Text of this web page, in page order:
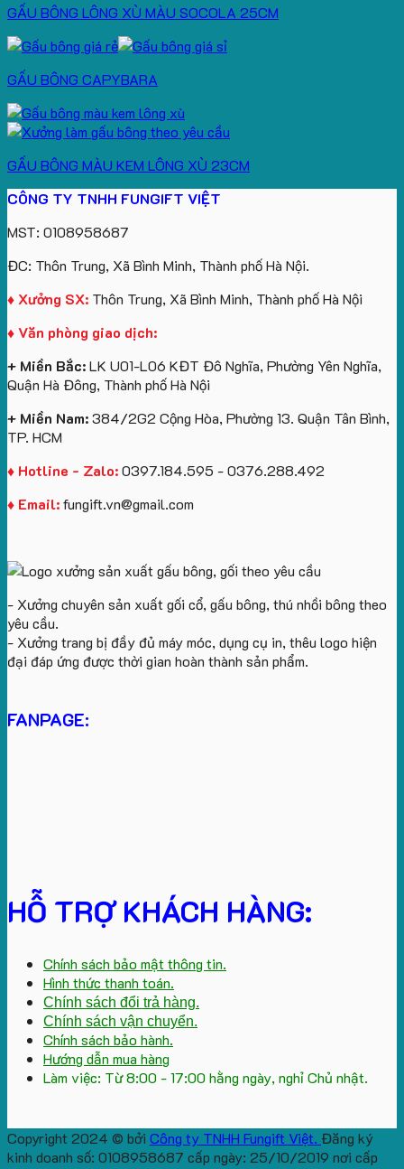
GẤU BÔNG LÔNG XÙ MÀU SOCOLA 25CM
GẤU BÔNG CAPYBARA
GẤU BÔNG MÀU KEM LÔNG XÙ 23CM
CÔNG TY TNHH FUNGIFT VIỆT
MST: 0108958687
ĐC: Thôn Trung, Xã Bình Minh, Thành phố Hà Nội.
♦ Xưởng SX: Thôn Trung, Xã Bình Minh, Thành phố Hà Nội
♦ Văn phòng giao dịch:
+ Miền Bắc:LK U01-L06 KĐT Đô Nghĩa, Phường Yên Nghĩa,
Quận Hà Đông, Thành phố Hà Nội
+ Miền Nam:384/2G2 Cộng Hòa, Phường 13. Quận Tân Bình,
TP. HCM
♦ Hotline - Zalo:0397.184.595 - 0376.288.492
♦ Email:fungift.vn@gmail.com
- Xưởng chuyên sản xuất gối cổ, gấu bông, thú nhồi bông theo
yêu cầu.
- Xưởng trang bị đầy đủ máy móc, dụng cụ in, thêu logo hiện
đại đáp ứng được thời gian hoàn thành sản phẩm.
FANPAGE:
HỖ TRỢ KHÁCH HÀNG:
Chính sách bảo mật thông tin.
Hình thức thanh toán.
Chính sách đổi trả hàng.
Chính sách vận chuyển.
Chính sách bảo hành.
Hướng dẫn mua hàng
Làm việc: Từ 8:00 - 17:00 hằng ngày, nghỉ Chủ nhật.
Copyright 2024 © bởi Công ty TNHH Fungift Việt. Đăng ký
kinh doanh số: 0108958687 cấp ngày: 25/10/2019 nơi cấp